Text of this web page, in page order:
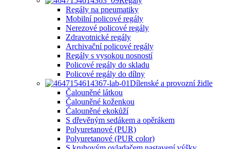
Regály na pneumatiky
Mobilní policové regály
Nerezové policové regály
Zdravotnické regály
Archivační policové regály
Regály s vysokou nosností
Policové regály do skladu
Policové regály do dílny
Dílenské a provozní židle
Čalouněné látkou
Čalouněné koženkou
Čalouněné ekokůží
S dřevěným sedákem a opěrákem
Polyuretanové (PUR)
Polyuretanové (PUR color)